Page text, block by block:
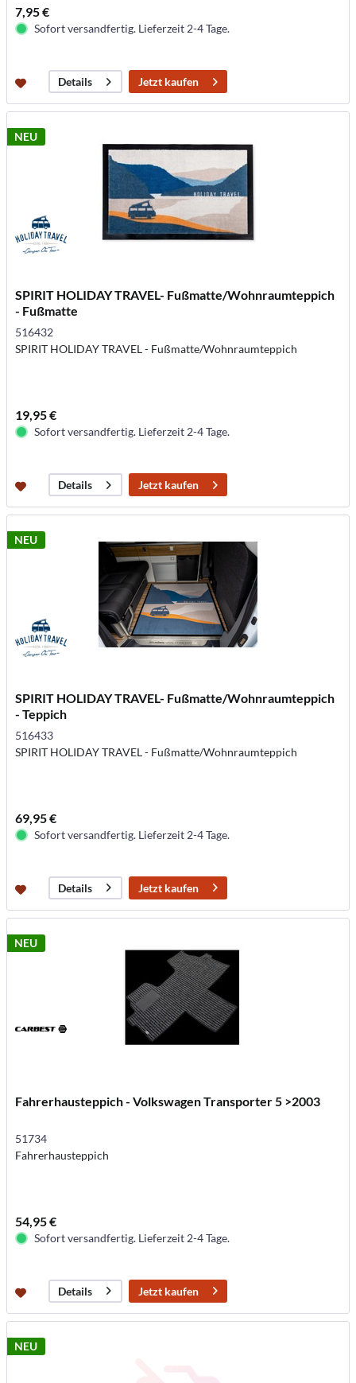
7,95 €
Sofort versandfertig. Lieferzeit 2-4 Tage.
Details Jetzt kaufen
NEU
SPIRIT HOLIDAY TRAVEL- Fußmatte/Wohnraumteppich
- Fußmatte
516432
SPIRIT HOLIDAY TRAVEL - Fußmatte/Wohnraumteppich
19,95 €
Sofort versandfertig. Lieferzeit 2-4 Tage.
Details Jetzt kaufen
NEU
SPIRIT HOLIDAY TRAVEL- Fußmatte/Wohnraumteppich
- Teppich
516433
SPIRIT HOLIDAY TRAVEL - Fußmatte/Wohnraumteppich
69,95 €
Sofort versandfertig. Lieferzeit 2-4 Tage.
Details Jetzt kaufen
NEU
Fahrerhausteppich - Volkswagen Transporter 5 >2003
51734
Fahrerhausteppich
54,95 €
Sofort versandfertig. Lieferzeit 2-4 Tage.
Details Jetzt kaufen
NEU